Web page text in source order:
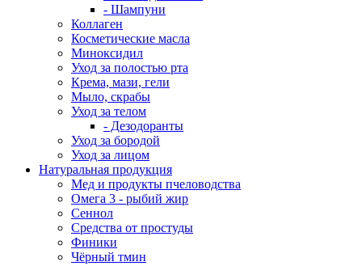
- Шампуни
Коллаген
Косметические масла
Миноксидил
Уход за полостью рта
Крема, мази, гели
Мыло, скрабы
Уход за телом
- Дезодоранты
Уход за бородой
Уход за лицом
Натуральная продукция
Мед и продукты пчеловодства
Омега 3 - рыбий жир
Сеннол
Средства от простуды
Финики
Чёрный тмин